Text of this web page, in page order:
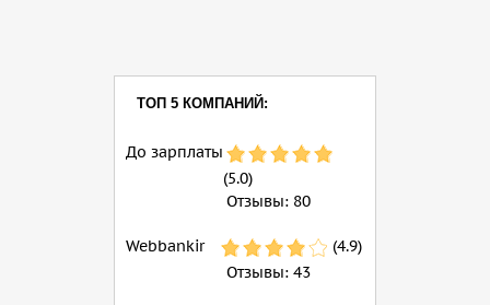
ТОП 5 КОМПАНИЙ:
До зарплаты
(5.0)
Отзывы: 80
Webbankir
(4.9)
Отзывы: 43